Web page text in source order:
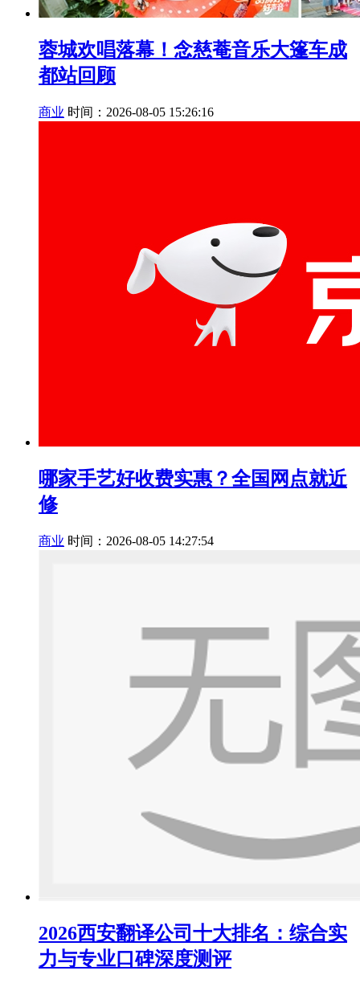
蓉城欢唱落幕！念慈菴音乐大篷车成
都站回顾
商业 时间：2026-08-05 15:26:16
哪家手艺好收费实惠？全国网点就近
修
商业 时间：2026-08-05 14:27:54
2026西安翻译公司十大排名：综合实
力与专业口碑深度测评